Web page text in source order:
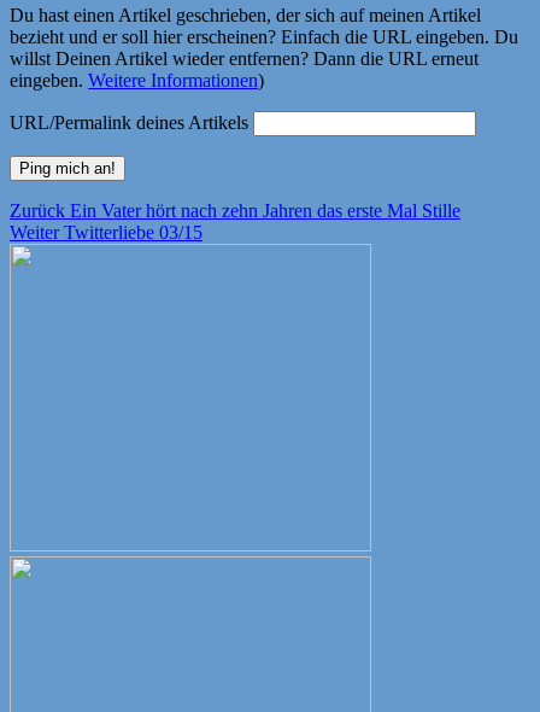
Du hast einen Artikel geschrieben, der sich auf meinen Artikel
bezieht und er soll hier erscheinen? Einfach die URL eingeben. Du
willst Deinen Artikel wieder entfernen? Dann die URL erneut
eingeben. Weitere Informationen)
URL/Permalink deines Artikels
Beitragsnavigation
Zurück Vorheriger
Beitrag:
Ein Vater hört nach zehn Jahren das erste Mal Stille
Weiter Nächster
Twitterliebe 03/15